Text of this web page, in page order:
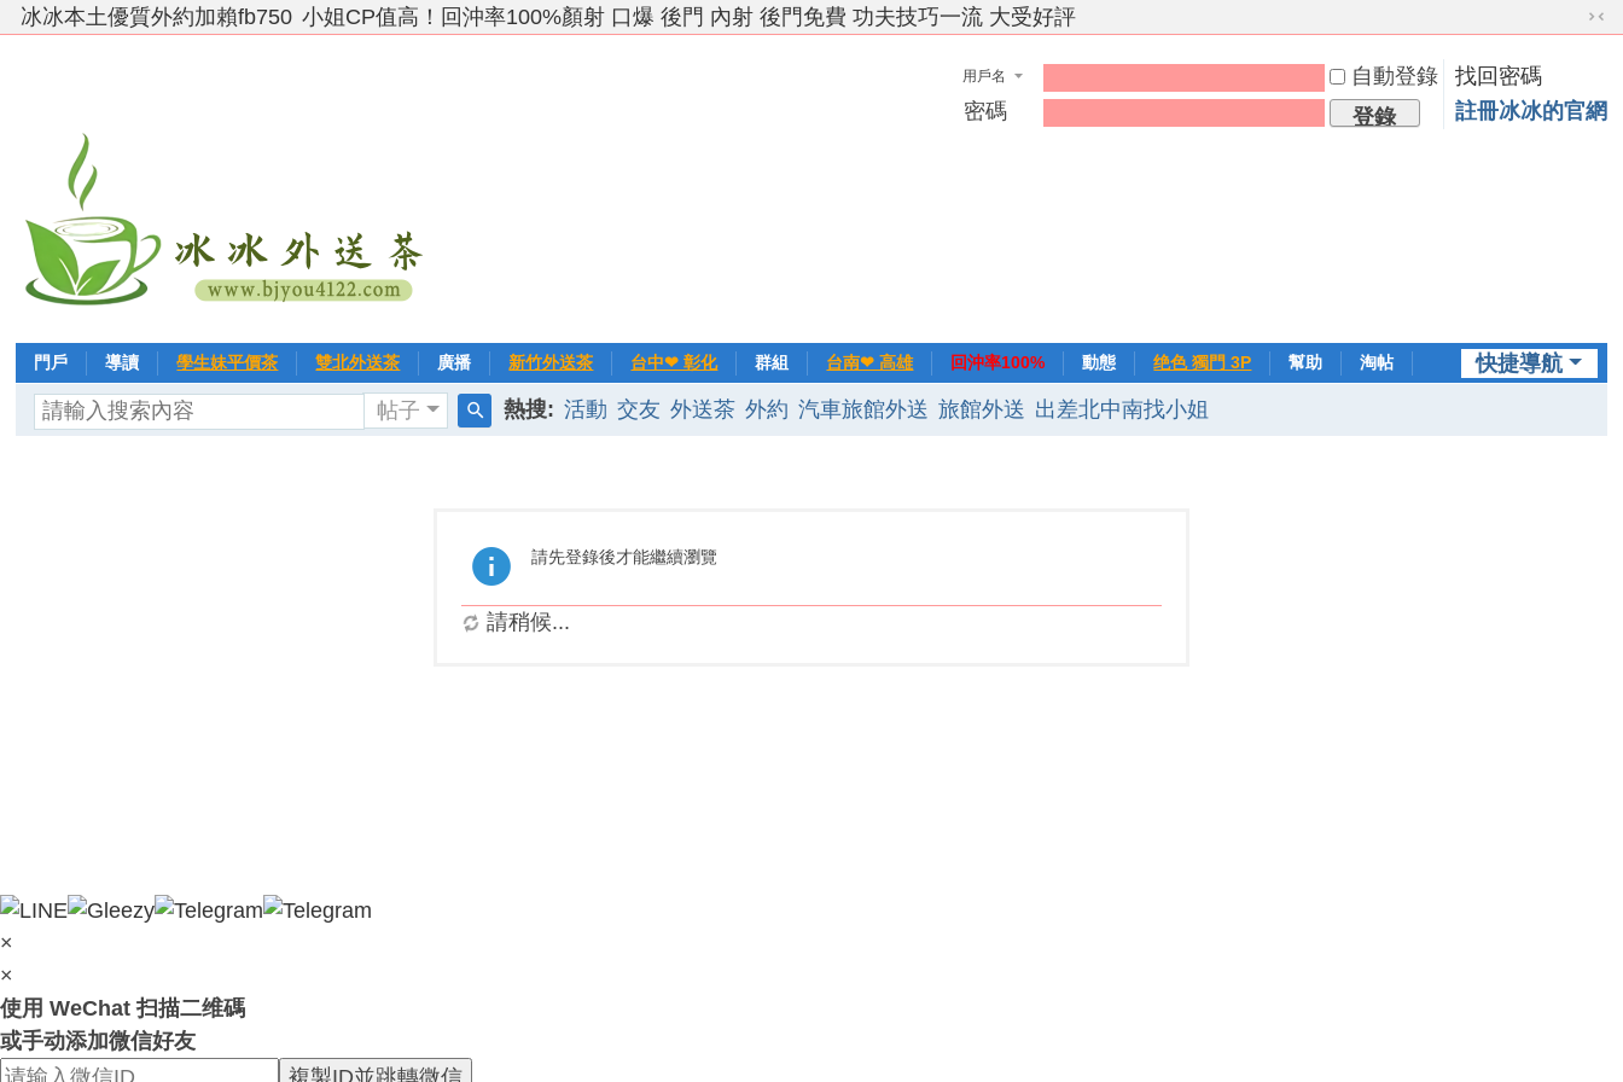
冰冰本土優質外約加賴fb750 小姐CP值高！回沖率100%顏射 口爆 後門 內射 後門免費 功夫技巧一流 大受好評
切
窄
版
用戶名 自動登錄
找回密碼
密碼
登錄 註冊冰冰的官網
快捷導航
門戶 導讀 學生妹平價茶 雙北外送茶 廣播 新竹外送茶 台中❤ 彰化 群組 台南❤ 高雄 回沖率100% 動態 绝色 獨門 3P 幫助
淘帖
帖子
熱搜: 活動 交友 外送茶 外約 汽車旅館外送 旅館外送 出差北中南找小姐
請先登錄後才能繼續瀏覽
請稍候...
×
×
使用 WeChat 扫描二维碼
或手动添加微信好友
複製ID並跳轉微信